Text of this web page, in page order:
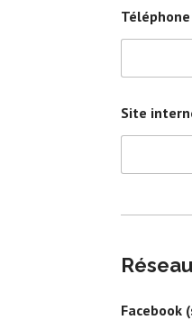
Site
Facebook